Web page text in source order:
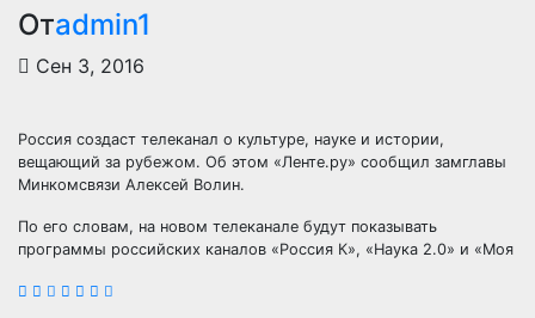
Отadmin1
Сен 3, 2016
Россия создаст телеканал о культуре, науке и истории,
вещающий за рубежом. Об этом «Ленте.ру» сообщил замглавы
Минкомсвязи Алексей Волин.
По его словам, на новом телеканале будут показывать
программы российских каналов «Россия К», «Наука 2.0» и «Моя